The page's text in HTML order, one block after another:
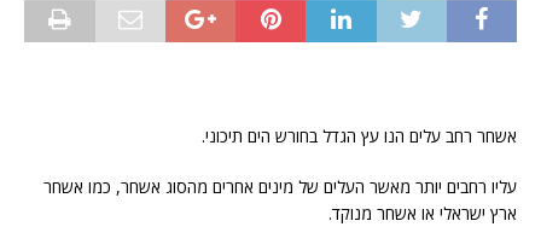
אשחר רחב עלים הנו עץ הגדל בחורש הים תיכוני.
עליו רחבים יותר מאשר העלים של מינים אחרים מהסוג אשחר, כמו אשחר
ארץ ישראלי או אשחר מנוקד.